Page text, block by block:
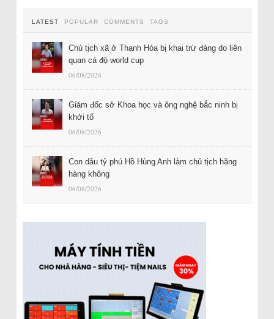
LATEST POPULAR COMMENTS TAGS
Chủ tịch xã ở Thanh Hóa bị khai trừ đảng do liên
quan cá độ world cup
06/08/2026
Giám đốc sở Khoa học và ông nghệ bắc ninh bị
khởi tố
06/08/2026
Con dâu tỷ phú Hồ Hùng Anh làm chủ tịch hãng
hàng không
06/08/2026